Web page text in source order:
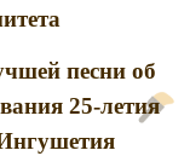
песни об
25-летия